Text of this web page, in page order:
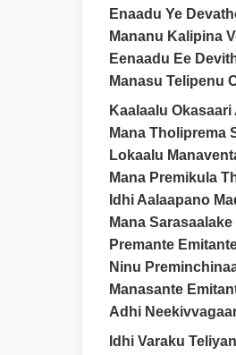
Enaadu Ye
Mananu Kalipina
Eenaadu Ee
Manasu Telipenu
Kaalaalu Okasaari
Mana Tholiprema
Lokaalu
Mana Premikula
Idhi Aalaapano
Mana
Premante
Ninu
Manasante
Adhi
Idhi Varaku